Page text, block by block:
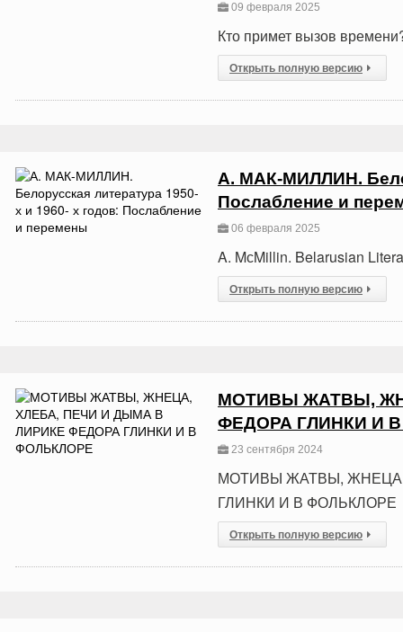
09 февраля 2025
Кто примет вызов
Открыть полную версию
А. МАК-МИЛЛИН.
Послабление и
06 февраля 2025
A. MсMillin. Belarusian
Открыть полную версию
МОТИВЫ ЖАТВЫ,
ФЕДОРА ГЛИНКИ И
23 сентября 2024
МОТИВЫ ЖАТВЫ,
ГЛИНКИ И В ФОЛЬКЛОРЕ
Открыть полную версию